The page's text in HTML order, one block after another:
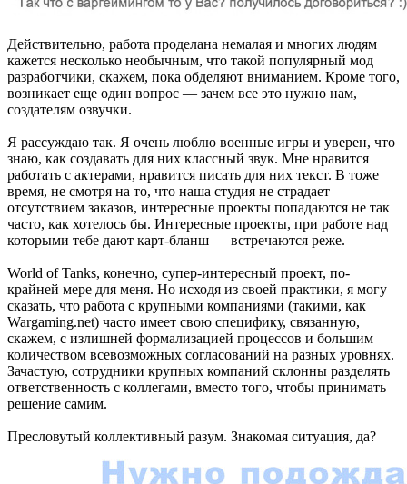
Действительно, работа проделана немалая и многих людям
кажется несколько необычным, что такой популярный мод
разработчики, скажем, пока обделяют вниманием. Кроме того,
возникает еще один вопрос — зачем все это нужно нам,
создателям озвучки.
Я рассуждаю так. Я очень люблю военные игры и уверен, что
знаю, как создавать для них классный звук. Мне нравится
работать с актерами, нравится писать для них текст. В тоже
время, не смотря на то, что наша студия не страдает
отсутствием заказов, интересные проекты попадаются не так
часто, как хотелось бы. Интересные проекты, при работе над
которыми тебе дают карт-бланш — встречаются реже.
World of Tanks, конечно, супер-интересный проект, по-
крайней мере для меня. Но исходя из своей практики, я могу
сказать, что работа с крупными компаниями (такими, как
Wargaming.net) часто имеет свою специфику, связанную,
скажем, с излишней формализацией процессов и большим
количеством всевозможных согласований на разных уровнях.
Зачастую, сотрудники крупных компаний склонны разделять
ответственность с коллегами, вместо того, чтобы принимать
решение самим.
Пресловутый коллективный разум. Знакомая ситуация, да?